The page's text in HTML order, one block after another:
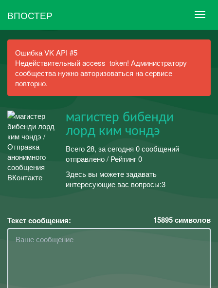
ВПОСТЕР
Ошибка VK API #5
Недействительный access_token! Администратору
сообщества нужно авторизоваться на сервисе
повторно.
магистер бибенди
лорд ким чондэ
Всего 28, за сегодня 0 сообщений
отправлено / Рейтинг 0
Здесь вы можете задавать
интересующие вас вопросы:3
Текст сообщения: 15895символов